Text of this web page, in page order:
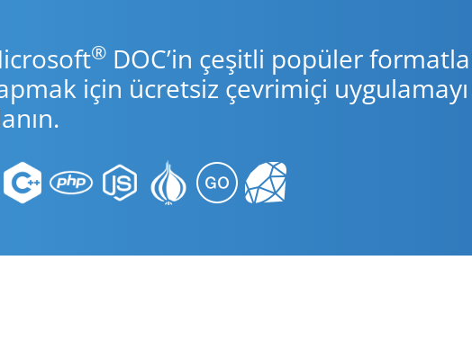
® DOC’in çeşitli popüler
için ücretsiz çevrimiçi uygulamayı